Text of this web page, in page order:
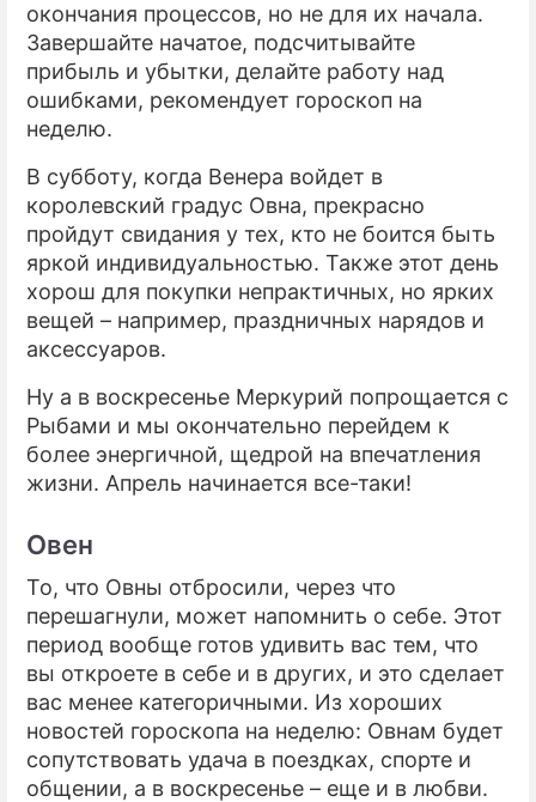
окончания процессов, но не для их начала.
Завершайте начатое, подсчитывайте
прибыль и убытки, делайте работу над
ошибками, рекомендует гороскоп на
неделю.
В субботу, когда Венера войдет в
королевский градус Овна, прекрасно
пройдут свидания у тех, кто не боится быть
яркой индивидуальностью. Также этот день
хорош для покупки непрактичных, но ярких
вещей – например, праздничных нарядов и
аксессуаров.
Ну а в воскресенье Меркурий попрощается с
Рыбами и мы окончательно перейдем к
более энергичной, щедрой на впечатления
жизни. Апрель начинается все-таки!
Овен
То, что Овны отбросили, через что
перешагнули, может напомнить о себе. Этот
период вообще готов удивить вас тем, что
вы откроете в себе и в других, и это сделает
вас менее категоричными. Из хороших
новостей гороскопа на неделю: Овнам будет
сопутствовать удача в поездках, спорте и
общении, а в воскресенье – еще и в любви.